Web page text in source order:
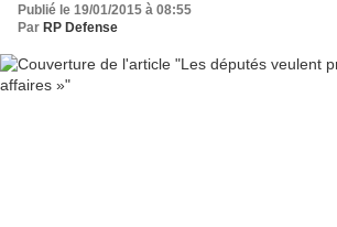
Publié le 19/01/2015 à 08:55
Par RP Defense